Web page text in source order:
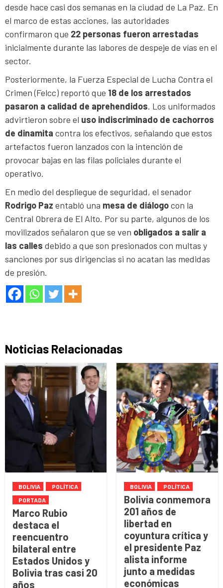
desde hace casi dos semanas en la ciudad de La Paz. En
el marco de estas acciones, las autoridades
confirmaron que 22 personas fueron arrestadas
inicialmente durante las labores de despeje de vías en el
sector.
Posteriormente, la Fuerza Especial de Lucha Contra el
Crimen (Felcc) reportó que 18 de los arrestados
pasaron a calidad de aprehendidos. Los uniformados
advirtieron sobre el uso indiscriminado de cachorros
de dinamita contra los efectivos, señalando que estos
artefactos fueron lanzados con la intención de
provocar bajas en las filas policiales durante el
operativo.
En medio del despliegue de seguridad, el senador
Rodrigo Paz entabló una mesa de diálogocon la
Central Obrera de El Alto. Por su parte, algunos de los
movilizados señalaron que se ven obligados a salir a
las calles debido a que son presionados con multas y
sanciones por sus dirigencias si no acatan las medidas
de presión.
Noticias Relacionadas
BOLIVIA
POLÍTICA
PORTADA
Marco Rubio
destaca el
reencuentro
bilateral entre
Estados Unidos y
Bolivia tras casi 20
años
BOLIVIA POLÍTICA
Bolivia conmemora
201 años de
libertad en
coyuntura crítica y
el presidente Paz
alista informe
junto a medidas
económicas